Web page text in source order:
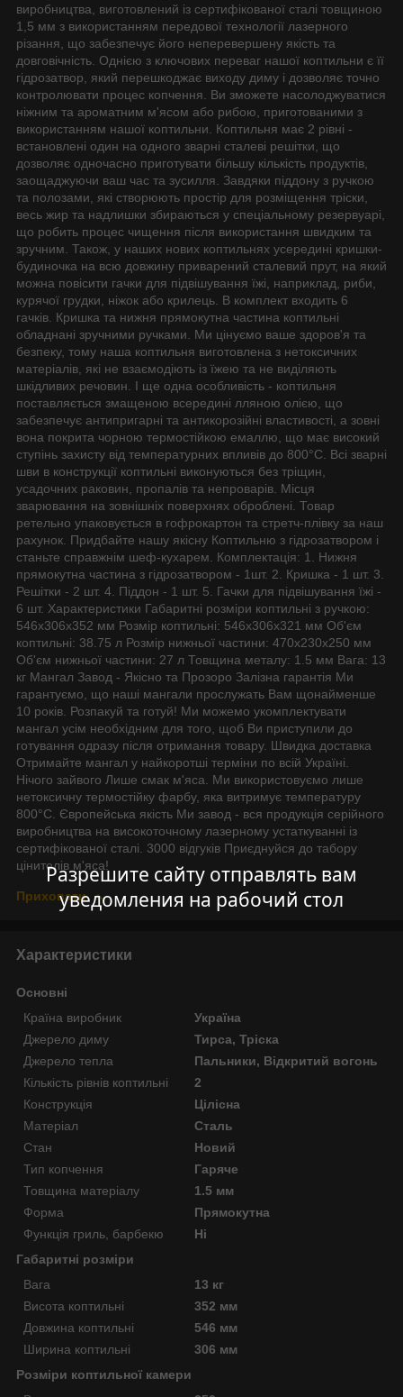
Разрешите сайту отправлять вам
уведомления на рабочий стол
виробництва, виготовлений із сертифікованої сталі товщиною
1,5 мм з використанням передової технології лазерного
різання, що забезпечує його неперевершену якість та
довговічність. Однією з ключових переваг нашої коптильни є її
гідрозатвор, який перешкоджає виходу диму і дозволяє точно
контролювати процес копчення. Ви зможете насолоджуватися
ніжним та ароматним м'ясом або рибою, приготованими з
використанням нашої коптильни. Коптильня має 2 рівні -
встановлені один на одного зварні сталеві решітки, що
дозволяє одночасно приготувати більшу кількість продуктів,
заощаджуючи ваш час та зусилля. Завдяки піддону з ручкою
та полозами, які створюють простір для розміщення тріски,
весь жир та надлишки збираються у спеціальному резервуарі,
що робить процес чищення після використання швидким та
зручним. Також, у наших нових коптильнях усередині кришки-
будиночка на всю довжину приварений сталевий прут, на який
можна повісити гачки для підвішування їжі, наприклад, риби,
курячої грудки, ніжок або крилець. В комплект входить 6
гачків. Кришка та нижня прямокутна частина коптильні
обладнані зручними ручками. Ми цінуємо ваше здоров'я та
безпеку, тому наша коптильня виготовлена з нетоксичних
матеріалів, які не взаємодіють із їжею та не виділяють
шкідливих речовин. І ще одна особливість - коптильня
поставляється змащеною всередині лляною олією, що
забезпечує антипригарні та антикорозійні властивості, а зовні
вона покрита чорною термостійкою емаллю, що має високий
ступінь захисту від температурних впливів до 800°C. Всі зварні
шви в конструкції коптильні виконуються без тріщин,
усадочних раковин, пропалів та непроварів. Місця
зварювання на зовнішніх поверхнях оброблені. Товар
ретельно упаковується в гофрокартон та стретч-плівку за наш
рахунок. Придбайте нашу якісну Коптильню з гідрозатвором і
станьте справжнім шеф-кухарем. Комплектація: 1. Нижня
прямокутна частина з гідрозатвором - 1шт. 2. Кришка - 1 шт. 3.
Решітки - 2 шт. 4. Піддон - 1 шт. 5. Гачки для підвішування їжі -
6 шт. Характеристики Габаритні розміри коптильні з ручкою:
546х306х352 мм Розмір коптильні: 546х306х321 мм Об'єм
коптильні: 38.75 л Розмір нижньої частини: 470х230х250 мм
Об'єм нижньої частини: 27 л Товщина металу: 1.5 мм Вага: 13
кг Мангал Завод - Якісно та Прозоро Залізна гарантія Ми
гарантуємо, що наші мангали прослужать Вам щонайменше
10 років. Розпакуй та готуй! Ми можемо укомплектувати
мангал усім необхідним для того, щоб Ви приступили до
готування одразу після отримання товару. Швидка доставка
Отримайте мангал у найкоротші терміни по всій Україні.
Нічого зайвого Лише смак м'яса. Ми використовуємо лише
нетоксичну термостійку фарбу, яка витримує температуру
800°С. Європейська якість Ми завод - вся продукція серійного
виробництва на високоточному лазерному устаткуванні із
сертифікованої сталі. 3000 відгуків Приєднуйся до табору
цінителів м'яса!
Приховати
Характеристики
Основні
Країна виробник
Україна
Джерело диму
Тирса, Тріска
Джерело тепла
Пальники, Відкритий вогонь
Кількість рівнів коптильні
2
Конструкція
Цілісна
Матеріал
Сталь
Стан
Новий
Тип копчення
Гаряче
Товщина матеріалу
1.5 мм
Форма
Прямокутна
Функція гриль, барбекю
Ні
Габаритні розміри
Вага
13 кг
Висота коптильні
352 мм
Довжина коптильні
546 мм
Ширина коптильні
306 мм
Розміри коптильної камери